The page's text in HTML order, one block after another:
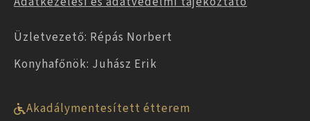
Üzletvezető: Répás Norbert
Konyhafőnök: Juhász Erik
Akadálymentesített étterem